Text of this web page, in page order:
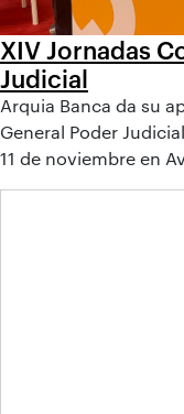
XIV Jornadas
Judicial
Arquia Banca da su
General Poder
11 de noviembre en